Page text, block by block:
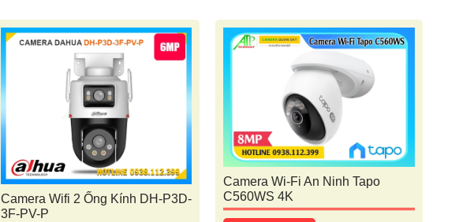
Camera Wifi 2 Ống Kính DH-P3D-
3F-PV-P
Camera Wi-Fi An Ninh Tapo
C560WS 4K